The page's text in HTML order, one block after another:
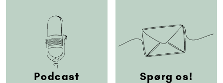
Podcast Spørg os!